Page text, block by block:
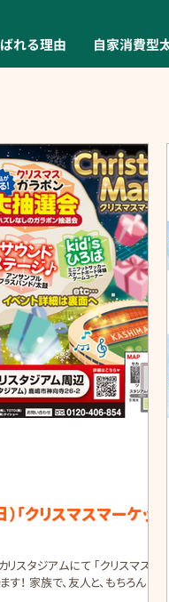
れる理由 自家消費型
「クリスマスマーケット
リスタジアムにて 「クリスマスマ